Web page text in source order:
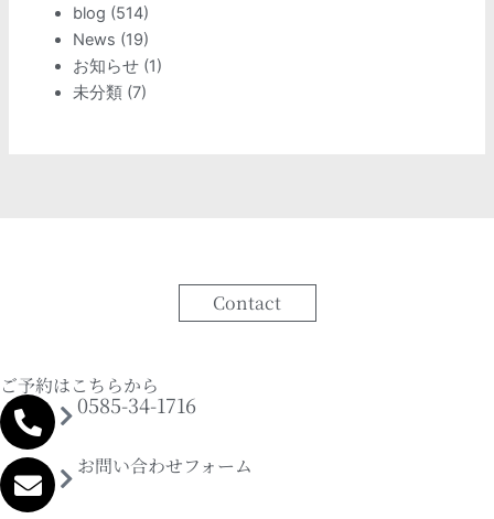
blog (514)
News (19)
お知らせ (1)
未分類 (7)
Contact
0585-34-1716
ご予約はこちらから
お問い合わせフォーム